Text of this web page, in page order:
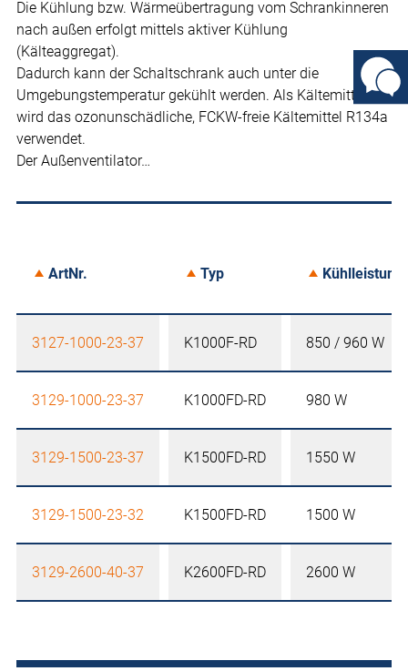
Die Kühlung bzw. Wärmeübertragung vom Schrankinneren
nach außen erfolgt mittels aktiver Kühlung
(Kälteaggregat).
Dadurch kann der Schaltschrank auch unter die
Umgebungstemperatur gekühlt werden. Als Kältemittel
wird das ozonunschädliche, FCKW-freie Kältemittel R134a
verwendet.
Der Außenventilator…
ArtNr. Typ Kühlleistung
3127-1000-23-37 K1000F-RD 850 / 960 W
3129-1000-23-37 K1000FD-RD 980 W
3129-1500-23-37 K1500FD-RD 1550 W
3129-1500-23-32 K1500FD-RD 1500 W
3129-2600-40-37 K2600FD-RD 2600 W